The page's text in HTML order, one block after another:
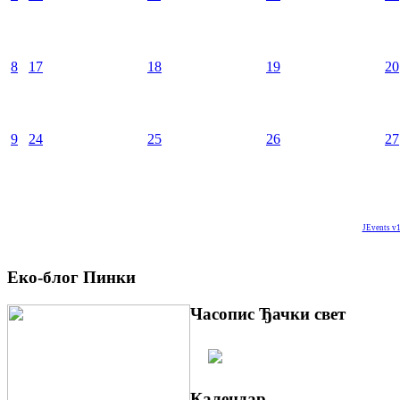
8 17 18 19 20
9 24 25 26 27
JEvents
Еко-блог Пинки
Часопис Ђачки свет